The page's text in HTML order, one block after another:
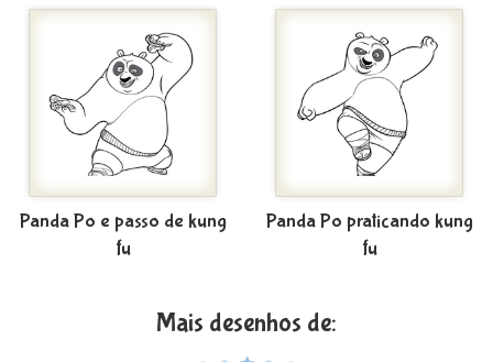
Panda Po e passo de kung
fu
Panda Po praticando kung
fu
Mais desenhos de: